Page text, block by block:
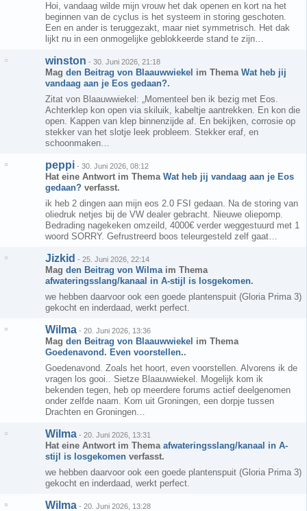
Hoi, vandaag wilde mijn vrouw het dak openen en kort na het
beginnen van de cyclus is het systeem in storing geschoten.
Een en ander is teruggezakt, maar niet symmetrisch. Het dak
lijkt nu in een onmogelijke geblokkeerde stand te zijn…
winston - 30. Juni 2026, 21:18
Mag den Beitrag von Blaauwwiekel im Thema Wat heb jij
vandaag aan je Eos gedaan?.
Zitat von Blaauwwiekel: „Momenteel ben ik bezig met Eos.
Achterklep kon open via skiluik, kabeltje aantrekken. En kon die
open. Kappen van klep binnenzijde af. En bekijken, corrosie op
stekker van het slotje leek probleem. Stekker eraf, en
schoonmaken…
peppi - 30. Juni 2026, 08:12
Hat eine Antwort im Thema Wat heb jij vandaag aan je Eos
gedaan? verfasst.
ik heb 2 dingen aan mijn eos 2.0 FSI gedaan. Na de storing van
oliedruk netjes bij de VW dealer gebracht. Nieuwe oliepomp.
Bedrading nagekeken omzeild, 4000€ verder weggestuurd met 1
woord SORRY. Gefrustreerd boos teleurgesteld zelf gaat…
Jizkid - 25. Juni 2026, 22:14
Mag den Beitrag von Wilmaim Thema
afwateringsslang/kanaal in A-stijl is losgekomen.
we hebben daarvoor ook een goede plantenspuit (Gloria Prima 3)
gekocht en inderdaad, werkt perfect.
Wilma - 20. Juni 2026, 13:36
Mag den Beitrag von Blaauwwiekel im Thema
Goedenavond. Even voorstellen..
Goedenavond. Zoals het hoort, even voorstellen. Alvorens ik de
vragen los gooi.. Sietze Blaauwwiekel. Mogelijk kom ik
bekenden tegen, heb op meerdere forums actief deelgenomen
onder zelfde naam. Kom uit Groningen, een dorpje tussen
Drachten en Groningen…
Wilma - 20. Juni 2026, 13:31
Hat eine Antwort im Thema afwateringsslang/kanaal in A-
stijl is losgekomen verfasst.
we hebben daarvoor ook een goede plantenspuit (Gloria Prima 3)
gekocht en inderdaad, werkt perfect.
Wilma - 20. Juni 2026, 13:28